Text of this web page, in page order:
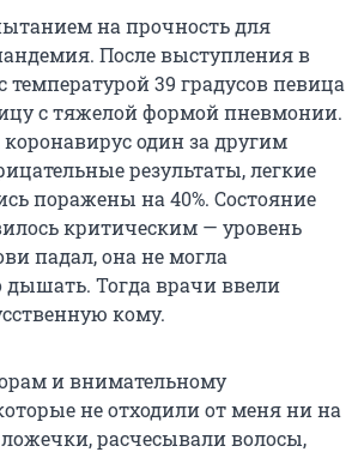
на прочность для
После выступления в
температурой 39 градусов певица
с тяжелой формой пневмонии.
один за другим
результаты, легкие
поражены на 40%. Состояние
критическим — уровень
падал, она не могла
дышать. Тогда врачи ввели
кому.
и внимательному
не отходили от меня ни на
расчесывали волосы,